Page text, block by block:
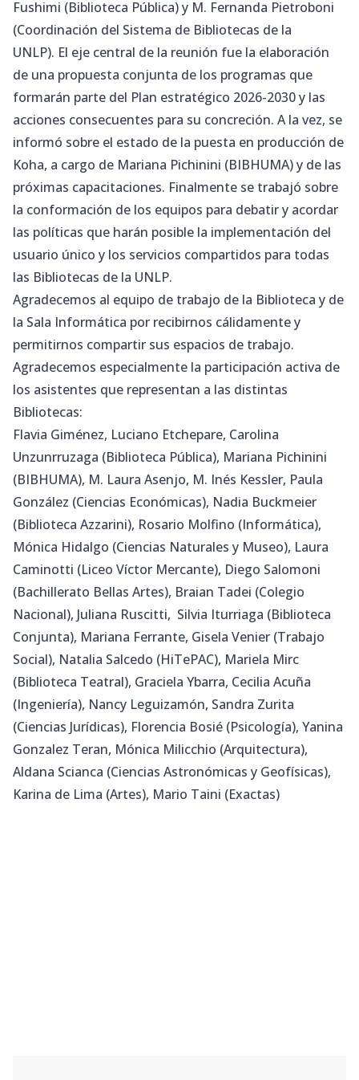
Fushimi (Biblioteca Pública) y M. Fernanda Pietroboni
(Coordinación del Sistema de Bibliotecas de la
UNLP). El eje central de la reunión fue la elaboración
de una propuesta conjunta de los programas que
formarán parte del Plan estratégico 2026-2030 y las
acciones consecuentes para su concreción. A la vez, se
informó sobre el estado de la puesta en producción de
Koha, a cargo de Mariana Pichinini (BIBHUMA) y de las
próximas capacitaciones. Finalmente se trabajó sobre
la conformación de los equipos para debatir y acordar
las políticas que harán posible la implementación del
usuario único y los servicios compartidos para todas
las Bibliotecas de la UNLP.
Agradecemos al equipo de trabajo de la Biblioteca y de
la Sala Informática por recibirnos cálidamente y
permitirnos compartir sus espacios de trabajo.
Agradecemos especialmente la participación activa de
los asistentes que representan a las distintas
Bibliotecas:
Flavia Giménez, Luciano Etchepare, Carolina
Unzunrruzaga (Biblioteca Pública), Mariana Pichinini
(BIBHUMA), M. Laura Asenjo, M. Inés Kessler, Paula
González (Ciencias Económicas), Nadia Buckmeier
(Biblioteca Azzarini), Rosario Molfino (Informática),
Mónica Hidalgo (Ciencias Naturales y Museo), Laura
Caminotti (Liceo Víctor Mercante), Diego Salomoni
(Bachillerato Bellas Artes), Braian Tadei (Colegio
Nacional), Juliana Ruscitti, Silvia Iturriaga (Biblioteca
Conjunta), Mariana Ferrante, Gisela Venier (Trabajo
Social), Natalia Salcedo (HiTePAC), Mariela Mirc
(Biblioteca Teatral), Graciela Ybarra, Cecilia Acuña
(Ingeniería), Nancy Leguizamón, Sandra Zurita
(Ciencias Jurídicas), Florencia Bosié (Psicología), Yanina
Gonzalez Teran, Mónica Milicchio (Arquitectura),
Aldana Scianca (Ciencias Astronómicas y Geofísicas),
Karina de Lima (Artes), Mario Taini (Exactas)